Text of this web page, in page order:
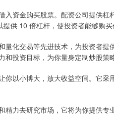
资金购买股票。配资公司提供杠
供 10 倍杠杆，使投资者能够购买
量化交易等先进技术，为投资者
投资目标，为你量身定制炒股策略
你以小博大，放大收益空间。它
力去研究市场，它将为你提供专